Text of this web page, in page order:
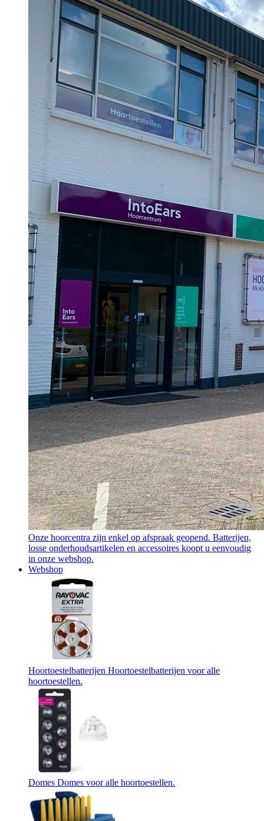
Onze hoorcentra zijn enkel op afspraak geopend. Batterijen,
losse onderhoudsartikelen en accessoires koopt u eenvoudig
in onze webshop.
Webshop
Hoortoestelbatterijen Hoortoestelbatterijen voor alle
hoortoestellen.
Domes Domes voor alle hoortoestellen.